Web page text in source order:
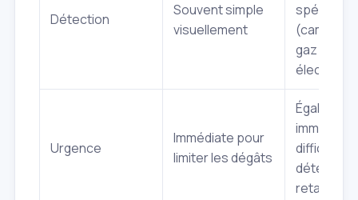
Détection
Souvent simple
visuellement
(caméra
gaz
Urgence
Immédiate pour
limiter les dégâts
Également
difficulté
détection
retarder